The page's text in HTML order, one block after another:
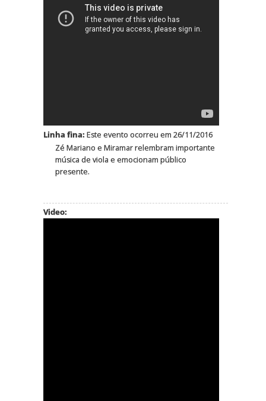
Linha fina:Este evento ocorreu em 26/11/2016
Zé Mariano e Miramar relembram importante
música de viola e emocionam público
presente.
Video: